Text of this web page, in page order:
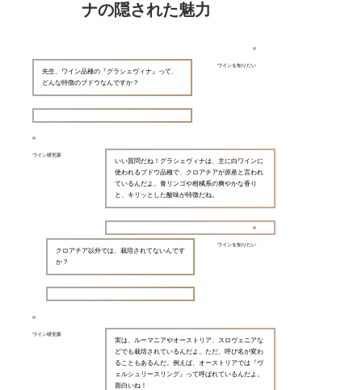
ナの隠された魅力
ワインを知りたい
先生、ワイン品種の『グラシェヴィナ』って、
どんな特徴のブドウなんですか？
ワイン研究家
いい質問だね！グラシェヴィナは、主に白ワインに
使われるブドウ品種で、クロアチアが原産と言われ
ているんだよ。青リンゴや柑橘系の爽やかな香り
と、キリッとした酸味が特徴だね。
ワインを知りたい
クロアチア以外では、栽培されてないんです
か？
ワイン研究家
実は、ルーマニアやオーストリア、スロヴェニアな
どでも栽培されているんだよ。ただ、呼び名が変わ
ることもあるんだ。例えば、オーストリアでは『ヴ
ェルシュリースリング』って呼ばれているんだよ。
面白いね！